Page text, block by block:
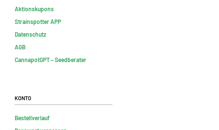
Aktionskupons
Strainspotter APP
Datenschutz
AGB
CannapotGPT – Seedberater
Konto
Bestellverlauf